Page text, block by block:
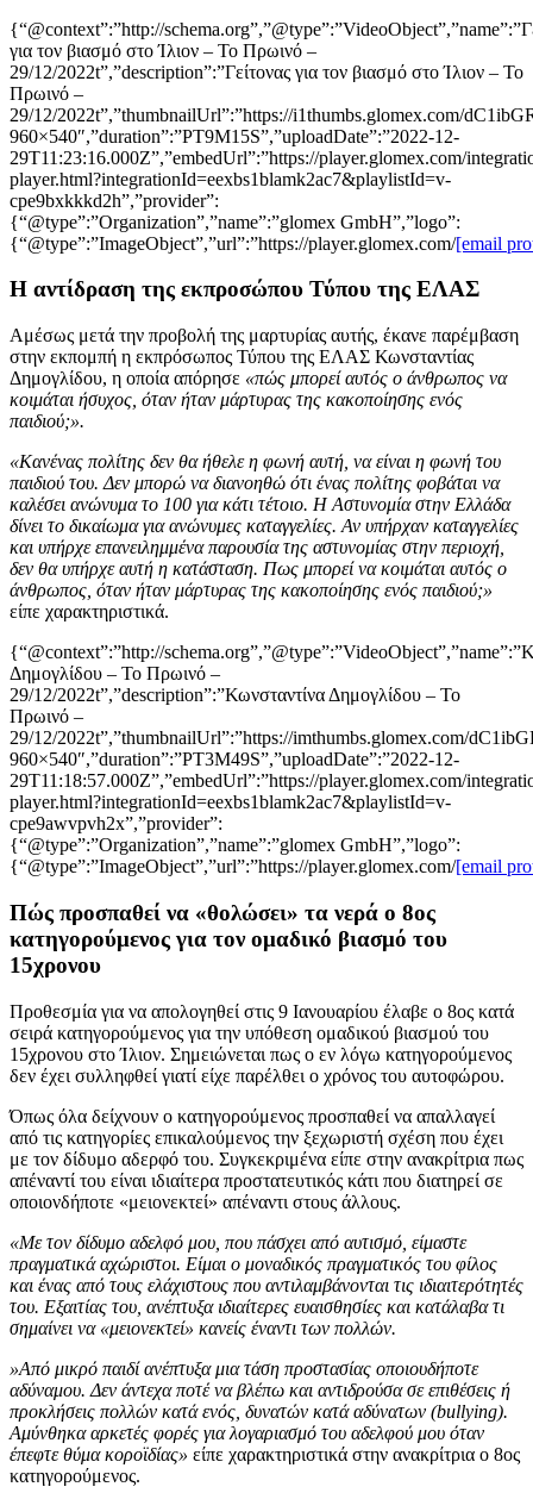
{“@context”:”http://
για τον βιασμό στο Ίλιον – Το Πρωινό –
29/12/2022t”,”description”:”Γείτονας για τον βιασμό στο Ίλιον – Το
Πρωινό –
29/12/2022t”,”thumbnailUrl”:”https://i1thumbs.glomex.com/
960×540″,”duration”:”PT9M15S”,”uploadDate”:”2022-12-
29T11:23:16.000Z”,”embedUrl”:”https://player.glomex.com/
player.html?integrationId=eexbs1blamk2ac7&playlistId=v-
cpe9bxkkkd2h”,”provider”:
{“@type”:”Organization”,”name”:”glomex GmbH”,”logo”:
{“@type”:”ImageObject”,”url”:”https://player.glomex.com/[email
Η αντίδραση της εκπροσώπου Τύπου της ΕΛΑΣ
Αμέσως μετά την προβολή της μαρτυρίας αυτής, έκανε παρέμβαση
στην εκπομπή η εκπρόσωπος Τύπου της ΕΛΑΣ Κωνσταντίας
Δημογλίδου, η οποία απόρησε «πώς μπορεί αυτός ο άνθρωπος να
κοιμάται ήσυχος, όταν ήταν μάρτυρας της κακοποίησης ενός
παιδιού;».
«Κανένας πολίτης δεν θα ήθελε η φωνή αυτή, να είναι η φωνή του
παιδιού του. Δεν μπορώ να διανοηθώ ότι ένας πολίτης φοβάται να
καλέσει ανώνυμα το 100 για κάτι τέτοιο. Η Αστυνομία στην Ελλάδα
δίνει το δικαίωμα για ανώνυμες καταγγελίες. Αν υπήρχαν καταγγελίες
και υπήρχε επανειλημμένα παρουσία της αστυνομίας στην περιοχή,
δεν θα υπήρχε αυτή η κατάσταση. Πως μπορεί να κοιμάται αυτός ο
άνθρωπος, όταν ήταν μάρτυρας της κακοποίησης ενός παιδιού;»
είπε χαρακτηριστικά.
{“@context”:”http://
Δημογλίδου – Το Πρωινό –
29/12/2022t”,”description”:”Κωνσταντίνα Δημογλίδου – Το
Πρωινό –
29/12/2022t”,”thumbnailUrl”:”https://imthumbs.glomex.com/
960×540″,”duration”:”PT3M49S”,”uploadDate”:”2022-12-
29T11:18:57.000Z”,”embedUrl”:”https://player.glomex.com/
player.html?integrationId=eexbs1blamk2ac7&playlistId=v-
cpe9awvpvh2x”,”provider”:
{“@type”:”Organization”,”name”:”glomex GmbH”,”logo”:
{“@type”:”ImageObject”,”url”:”https://player.glomex.com/[email
Πώς προσπαθεί να «θολώσει» τα νερά ο 8ος
κατηγορούμενος για τον ομαδικό βιασμό του
15χρονου
Προθεσμία για να απολογηθεί στις 9 Ιανουαρίου έλαβε ο 8ος κατά
σειρά κατηγορούμενος για την υπόθεση ομαδικού βιασμού του
15χρονου στο Ίλιον. Σημειώνεται πως ο εν λόγω κατηγορούμενος
δεν έχει συλληφθεί γιατί είχε παρέλθει ο χρόνος του αυτοφώρου.
Όπως όλα δείχνουν ο κατηγορούμενος προσπαθεί να απαλλαγεί
από τις κατηγορίες επικαλούμενος την ξεχωριστή σχέση που έχει
με τον δίδυμο αδερφό του. Συγκεκριμένα είπε στην ανακρίτρια πως
απέναντί του είναι ιδιαίτερα προστατευτικός κάτι που διατηρεί σε
οποιονδήποτε «μειονεκτεί» απέναντι στους άλλους.
«Με τον δίδυμο αδελφό μου, που πάσχει από αυτισμό, είμαστε
πραγματικά αχώριστοι. Είμαι ο μοναδικός πραγματικός του φίλος
και ένας από τους ελάχιστους που αντιλαμβάνονται τις ιδιαιτερότητές
του. Εξαιτίας του, ανέπτυξα ιδιαίτερες ευαισθησίες και κατάλαβα τι
σημαίνει να «μειονεκτεί» κανείς έναντι των πολλών.
»Από μικρό παιδί ανέπτυξα μια τάση προστασίας οποιουδήποτε
αδύναμου. Δεν άντεχα ποτέ να βλέπω και αντιδρούσα σε επιθέσεις ή
προκλήσεις πολλών κατά ενός, δυνατών κατά αδύνατων (bullying).
Αμύνθηκα αρκετές φορές για λογαριασμό του αδελφού μου όταν
έπεφτε θύμα κοροϊδίας» είπε χαρακτηριστικά στην ανακρίτρια ο 8ος
κατηγορούμενος.